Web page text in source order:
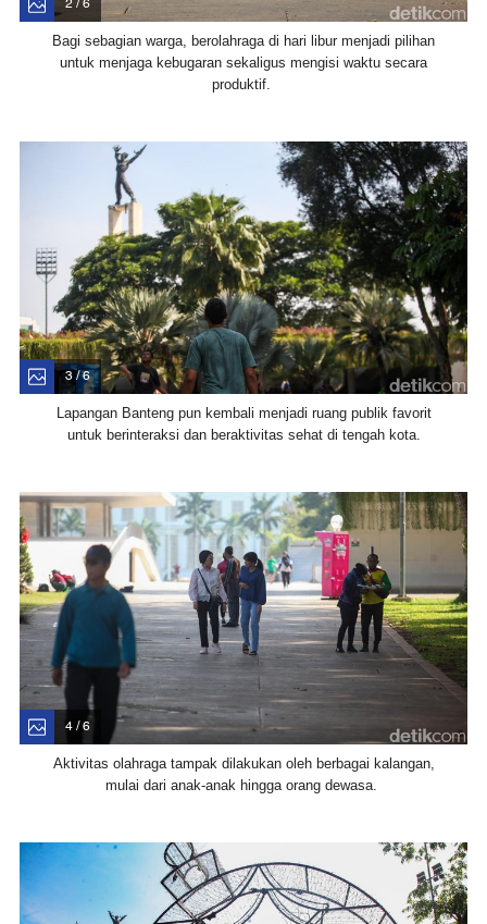
Bagi sebagian warga, berolahraga di hari libur menjadi pilihan
untuk menjaga kebugaran sekaligus mengisi waktu secara
produktif.
3 / 6
Lapangan Banteng pun kembali menjadi ruang publik favorit
untuk berinteraksi dan beraktivitas sehat di tengah kota.
4 / 6
Aktivitas olahraga tampak dilakukan oleh berbagai kalangan,
mulai dari anak-anak hingga orang dewasa.